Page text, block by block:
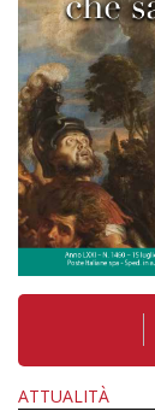
ATTUALITÀ